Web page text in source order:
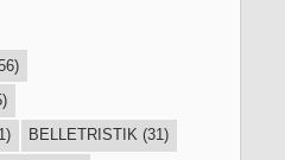
BELLETRISTIK (31)